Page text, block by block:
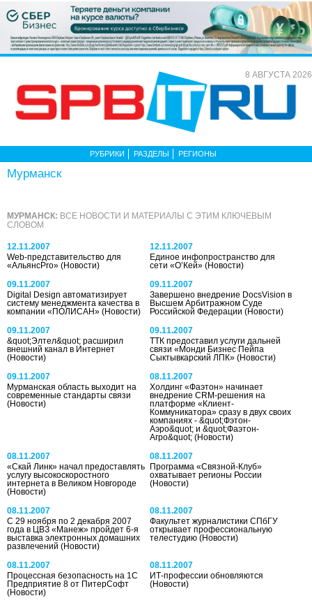
8 АВГУСТА 2026
РУБРИКИ РАЗДЕЛЫ РЕГИОНЫ
Мурманск
МУРМАНСК: ВСЕ НОВОСТИ И МАТЕРИАЛЫ С ЭТИМ КЛЮЧЕВЫМ
СЛОВОМ
12.11.2007
Web-представительство для
«АльянсPro» (Новости)
12.11.2007
Единое инфопространство для
сети «О’Кей»(Новости)
09.11.2007
Digital Design автоматизирует
систему менеджмента качества в
компании «ПОЛИСАН» (Новости)
09.11.2007
Завершено внедрение DocsVision в
Высшем Арбитражном Суде
Российской Федерации(Новости)
09.11.2007
&quot;Элтел&quot; расширил
внешний канал в Интернет
(Новости)
09.11.2007
ТТК предоставил услуги дальней
связи «Монди Бизнес Пейпа
Сыктывкарский ЛПК»(Новости)
09.11.2007
Мурманская область выходит на
современные стандарты связи
(Новости)
08.11.2007
Холдинг «Фаэтон» начинает
внедрение CRM-решения на
платформе «Клиент-
Коммуникатора» сразу в двух своих
компаниях - &quot;Фэтон-
Аэро&quot; и &quot;Фаэтон-
Агро&quot;(Новости)
08.11.2007
«Скай Линк» начал предоставлять
услугу высокоскоростного
интернета в Великом Новгороде
(Новости)
08.11.2007
Программа «Связной-Клуб»
охватывает регионы России
(Новости)
08.11.2007
С 29 ноября по 2 декабря 2007
года в ЦВЗ «Манеж» пройдет 6-я
выставка электронных домашних
развлечений (Новости)
08.11.2007
Факультет журналистики СПбГУ
открывает профессиональную
телестудию(Новости)
08.11.2007
Процессная безопасность на 1С
Предприятие 8 от ПитерСофт
(Новости)
08.11.2007
ИТ-профессии обновляются
(Новости)